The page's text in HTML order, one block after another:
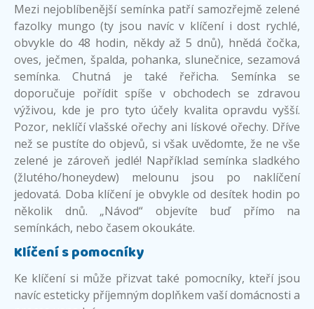
Mezi nejoblíbenější semínka patří samozřejmě zelené
fazolky mungo (ty jsou navíc v klíčení i dost rychlé,
obvykle do 48 hodin, někdy až 5 dnů), hnědá čočka,
oves, ječmen, špalda, pohanka, slunečnice, sezamová
semínka. Chutná je také řeřicha. Semínka se
doporučuje pořídit spíše v obchodech se zdravou
výživou, kde je pro tyto účely kvalita opravdu vyšší.
Pozor, neklíčí vlašské ořechy ani lískové ořechy. Dříve
než se pustíte do objevů, si však uvědomte, že ne vše
zelené je zároveň jedlé! Například semínka sladkého
(žlutého/honeydew) melounu jsou po naklíčení
jedovatá. Doba klíčení je obvykle od desítek hodin po
několik dnů. „Návod“ objevíte buď přímo na
semínkách, nebo časem okoukáte.
Klíčení s pomocníky
Ke klíčení si může přizvat také pomocníky, kteří jsou
navíc esteticky příjemným doplňkem vaší domácnosti a